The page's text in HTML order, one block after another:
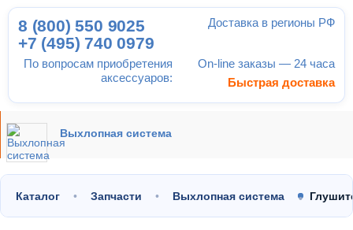
По вопросам приобретения
аксессуаров:
8 (800) 550 9025
+7 (495) 740 0979
Доставка в регионы РФ
On-line заказы — 24 часа
Быстрая доставка
Выхлопная система
Каталог Запчасти Выхлопная система